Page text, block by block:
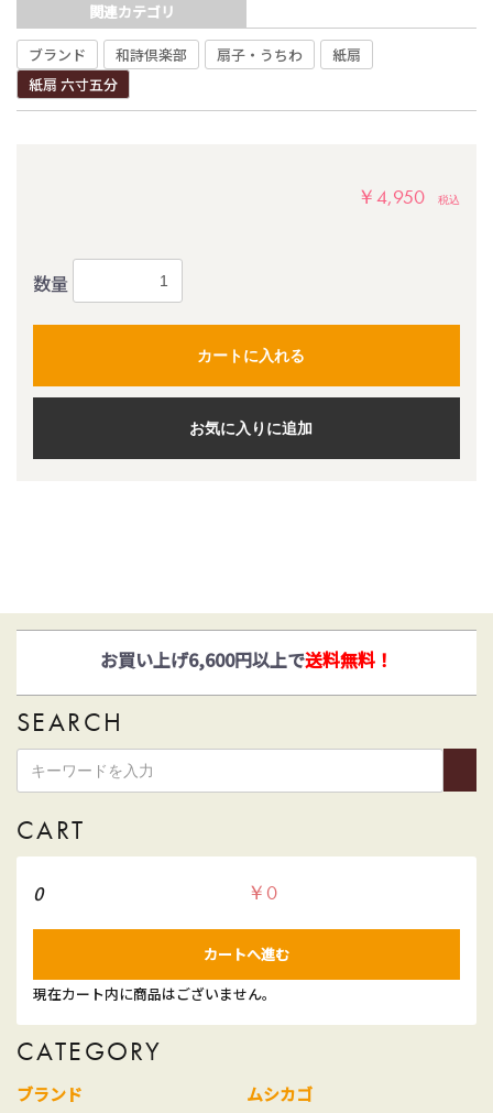
関連カテゴリ
ブランド 和詩倶楽部 扇子・うちわ
紙扇
紙扇 六寸五分
￥4,950 税込
数量
カートに入れる
お気に入りに追加
ゆうパックとヤマト運輸がお選びいただけます！
お買い上げ6,600円以上で送料無料！
SEARCH
CART
0 ￥0
カートへ進む
現在カート内に商品はございません。
CATEGORY
ブランド ムシカゴ